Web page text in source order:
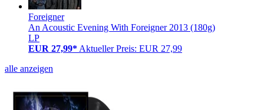
Foreigner
An Acoustic Evening With Foreigner 2013 (180g)
LP
EUR 27,99* Aktueller Preis: EUR 27,99
alle anzeigen